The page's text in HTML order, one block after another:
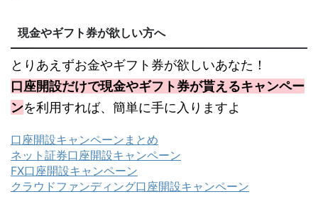
現金やギフト券が欲しい方へ
とりあえずお金やギフト券が欲しいあなた！
口座開設だけで現金やギフト券が貰えるキャンペー
ンを利用すれば、簡単に手に入りますよ
口座開設キャンペーンまとめ
ネット証券口座開設キャンペーン
FX口座開設キャンペーン
クラウドファンディング口座開設キャンペーン